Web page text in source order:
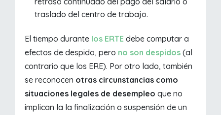
traslado del centro de trabajo.
El tiempo durante los ERTE debe computar a
efectos de despido, pero no son despidos (al
contrario que los ERE). Por otro lado, también
se reconocen otras circunstancias como
situaciones legales de desempleoque no
implican la la finalización o suspensión de un